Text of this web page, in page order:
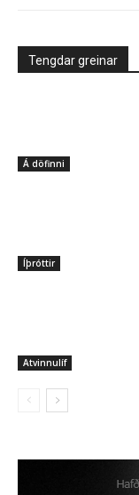
Tengdar greinar
Á döfinni
Íþróttir
Atvinnulíf